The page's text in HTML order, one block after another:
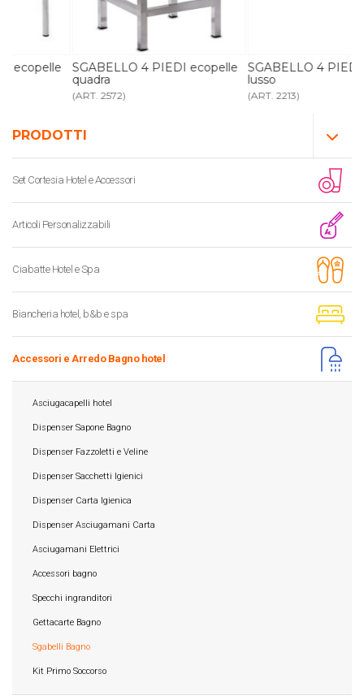
PRODOTTI
Set Cortesia Hotel e Accessori
Articoli Personalizzabili
Ciabatte Hotel e Spa
Biancheria hotel, b&b e spa
Accessori e Arredo Bagno hotel
Asciugacapelli hotel
Dispenser Sapone Bagno
Dispenser Fazzoletti e Veline
Dispenser Sacchetti Igienici
Dispenser Carta Igienica
Dispenser Asciugamani Carta
Asciugamani Elettrici
Accessori bagno
Specchi ingranditori
Gettacarte Bagno
Sgabelli Bagno
Kit Primo Soccorso
SGABELLO 4 PIEDI ecopelle
SGABELLO 4 PIEDI ecopelle